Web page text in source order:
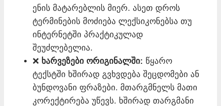
ენის მატარებლის მიერ. ასეთ დროს
ტერმინების მოძიება ლექსიკონებსა თუ
ინტერნეტში პრაქტიკულად
შეუძლებელია.
❌ ხარვეზები ორიგინალში: წყარო
ტექსტში ხშირად გვხვდება შეცდომები ან
ბუნდოვანი ფრაზები. მთარგმნელს მათი
კორექტირება უწევს. ხშირად თარგმანი